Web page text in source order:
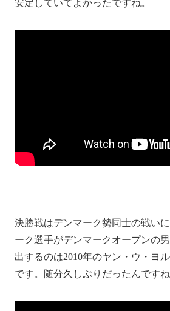
安定していてよかったですね。
決勝戦はデンマーク勢同士の戦い
ーク選手がデンマークオープンの
出するのは2010年のヤン・ウ・ヨ
です。随分久しぶりだったんですね